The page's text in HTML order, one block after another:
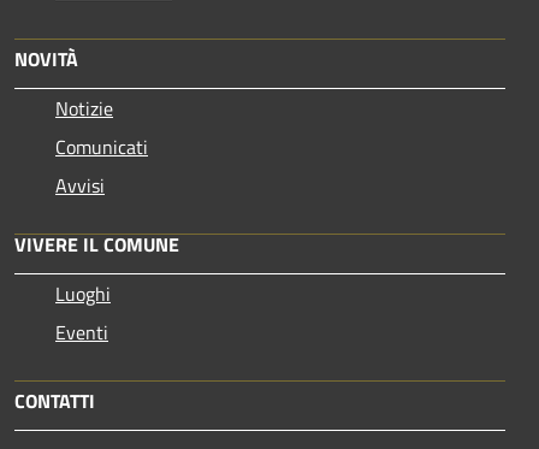
NOVITÀ
Notizie
Comunicati
Avvisi
VIVERE IL COMUNE
Luoghi
Eventi
CONTATTI